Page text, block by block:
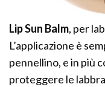
Lip Sun Balm, per
L’applicazione è
pennellino, e in più
proteggere le